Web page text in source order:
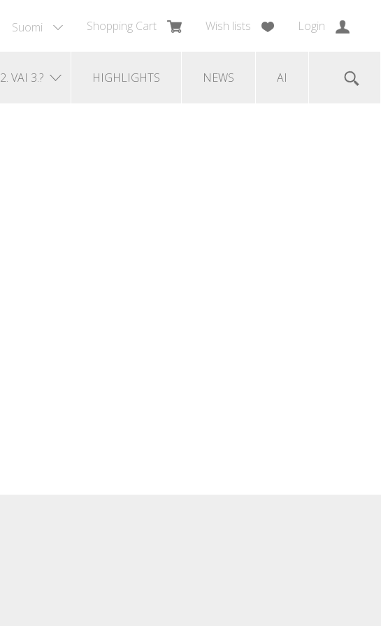
Suomi Shopping Cart Wish lists Login
2. VAI 3.? HIGHLIGHTS NEWS AI